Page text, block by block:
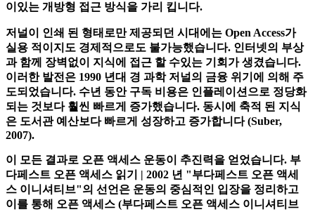
위에서 언급 한 측면 중 일부는 위의 설명에서 찾을 수 있습니
과학의 가장 중요한 원칙 중 하나이며 아마도 가장 자주 관련
이있는 개방형 접근 방식을 가리 킵니다.
저널이 인쇄 된 형태로만 제공되던 시대에는 Open Access가
실용 적이지도 경제적으로도 불가능했습니다. 인터넷의 부상
과 함께 장벽없이 지식에 접근 할 수있는 기회가 생겼습니다.
이러한 발전은 1990 년대 경 과학 저널의 금융 위기에 의해 주
도되었습니다. 수년 동안 구독 비용은 인플레이션으로 정당화
은 도서관 예산보다 빠르게 성장하고 증가합니다 (Suber,
2007).
이 모든 결과로 오픈 액세스 운동이 추진력을 얻었습니다. 부